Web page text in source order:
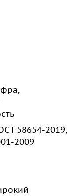
58654-2019,
2009